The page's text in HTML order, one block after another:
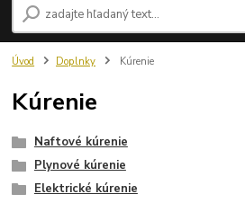
Úvod Doplnky Kúrenie
Kúrenie
Naftové kúrenie
Plynové kúrenie
Elektrické kúrenie